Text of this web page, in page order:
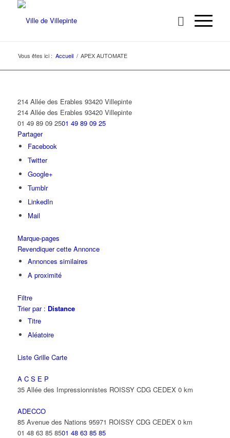
Vous êtes ici : Accueil / APEX AUTOMATE
214 Allée des Erables 93420 Villepinte
214 Allée des Erables 93420 Villepinte
01 49 89 09 2501 49 89 09 25
Partager
Facebook
Twitter
Google+
Tumblr
LinkedIn
Mail
Marque-pages
Revendiquer cette Annonce
Annonces similaires
A proximité
Filtre
Trier par : Distance
Titre
Aléatoire
Liste Grille Carte
A C S E P
35 Allée des Impressionnistes ROISSY CDG CEDEX 0 km
ADECCO
85 Avenue des Nations 95971 ROISSY CDG CEDEX 0 km
01 48 63 85 8501 48 63 85 85